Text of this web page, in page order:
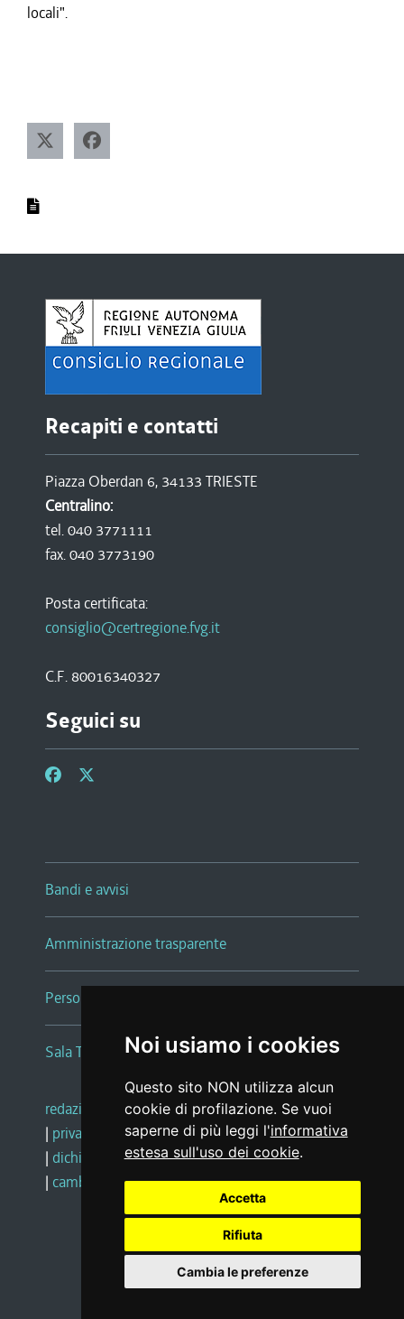
Noi usiamo i cookies
Questo sito NON utilizza alcun
cookie di profilazione. Se vuoi
saperne di più leggi l'informativa
estesa sull'uso dei cookie.
Accetta
Rifiuta
Cambia le preferenze
locali".
Recapiti e contatti
Piazza Oberdan 6, 34133 TRIESTE
Centralino:
tel. 040 3771111
fax. 040 3773190
Posta certificata:
consiglio@certregione.fvg.it
C.F. 80016340327
Seguici su
Bandi e avvisi
Amministrazione trasparente
Persone e Uffici
Sala Tiziano Tessitori
redazione web |note legali |glossario
| privacy
social media policy
| dichiarazione di accessibilità |feedback
| cambio preferenze cookie
Realizzato da